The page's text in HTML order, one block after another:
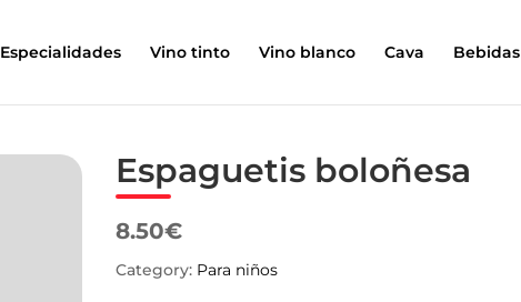
Especialidades Vino tinto Vino blanco Cava Bebidas
Espaguetis boloñesa
8.50€
Category: Para niños